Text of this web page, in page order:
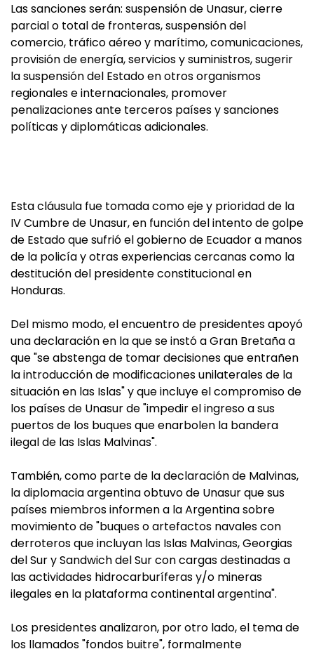
Las sanciones serán: suspensión de Unasur, cierre
parcial o total de fronteras, suspensión del
comercio, tráfico aéreo y marítimo, comunicaciones,
provisión de energía, servicios y suministros, sugerir
la suspensión del Estado en otros organismos
regionales e internacionales, promover
penalizaciones ante terceros países y sanciones
políticas y diplomáticas adicionales.
Esta cláusula fue tomada como eje y prioridad de la
IV Cumbre de Unasur, en función del intento de golpe
de Estado que sufrió el gobierno de Ecuador a manos
de la policía y otras experiencias cercanas como la
destitución del presidente constitucional en
Honduras.
Del mismo modo, el encuentro de presidentes apoyó
una declaración en la que se instó a Gran Bretaña a
que "se abstenga de tomar decisiones que entrañen
la introducción de modificaciones unilaterales de la
situación en las Islas" y que incluye el compromiso de
los países de Unasur de "impedir el ingreso a sus
puertos de los buques que enarbolen la bandera
ilegal de las Islas Malvinas".
También, como parte de la declaración de Malvinas,
la diplomacia argentina obtuvo de Unasur que sus
países miembros informen a la Argentina sobre
movimiento de "buques o artefactos navales con
derroteros que incluyan las Islas Malvinas, Georgias
del Sur y Sandwich del Sur con cargas destinadas a
las actividades hidrocarburíferas y/o mineras
ilegales en la plataforma continental argentina".
Los presidentes analizaron, por otro lado, el tema de
los llamados "fondos buitre", formalmente